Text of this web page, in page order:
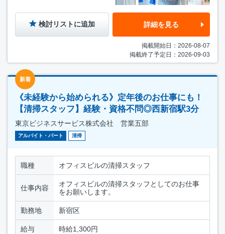
検討リストに追加 詳細を見る
掲載開始日：2026-08-07
掲載終了予定日：2026-09-03
新着
《未経験から始められる》定年後のお仕事にも！
【清掃スタッフ】経験・資格不問◎西新宿駅3分
東京ビジネスサービス株式会社 営業五部
アルバイト・パート 清掃
職種 オフィスビルの清掃スタッフ
仕事内容
オフィスビルの清掃スタッフとしてのお仕事
をお願いします。
勤務地 新宿区
給与 時給1,300円